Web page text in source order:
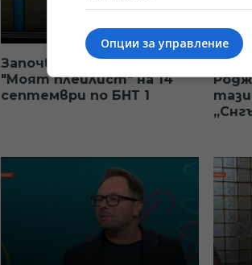
Започва новият сезон на
"Моят плейлист" на 14
септември по БНТ 1
тази
Опции за управление